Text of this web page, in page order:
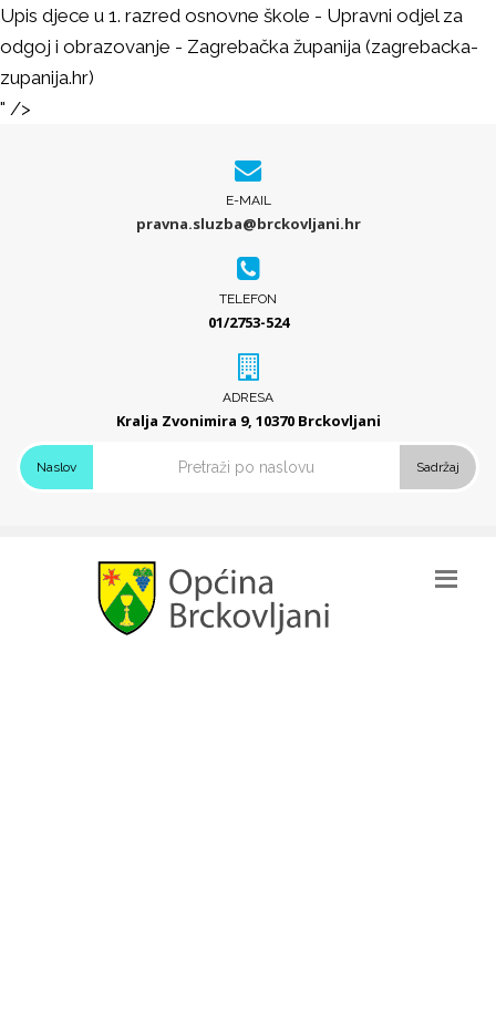
Upis djece u 1. razred osnovne škole - Upravni odjel za
odgoj i obrazovanje - Zagrebačka županija (zagrebacka-
zupanija.hr)
" />
E-MAIL
pravna.sluzba@brckovljani.hr
TELEFON
01/2753-524
ADRESA
Kralja Zvonimira 9, 10370 Brckovljani
Naslov Sadržaj